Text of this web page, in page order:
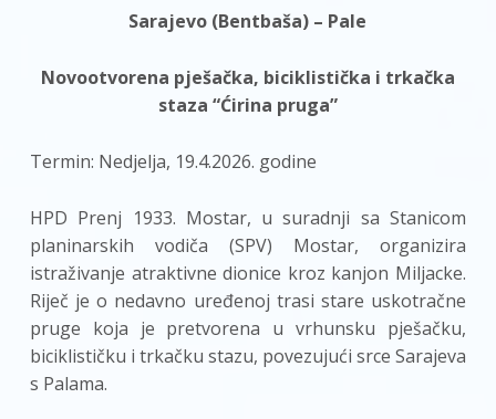
Sarajevo (Bentbaša) – Pale
Novootvorena pješačka, biciklistička i trkačka
staza “Ćirina pruga”
Termin: Nedjelja, 19.4.2026. godine
HPD Prenj 1933. Mostar, u suradnji sa Stanicom
planinarskih vodiča (SPV) Mostar, organizira
istraživanje atraktivne dionice kroz kanjon Miljacke.
Riječ je o nedavno uređenoj trasi stare uskotračne
pruge koja je pretvorena u vrhunsku pješačku,
biciklističku i trkačku stazu, povezujući srce Sarajeva
s Palama.